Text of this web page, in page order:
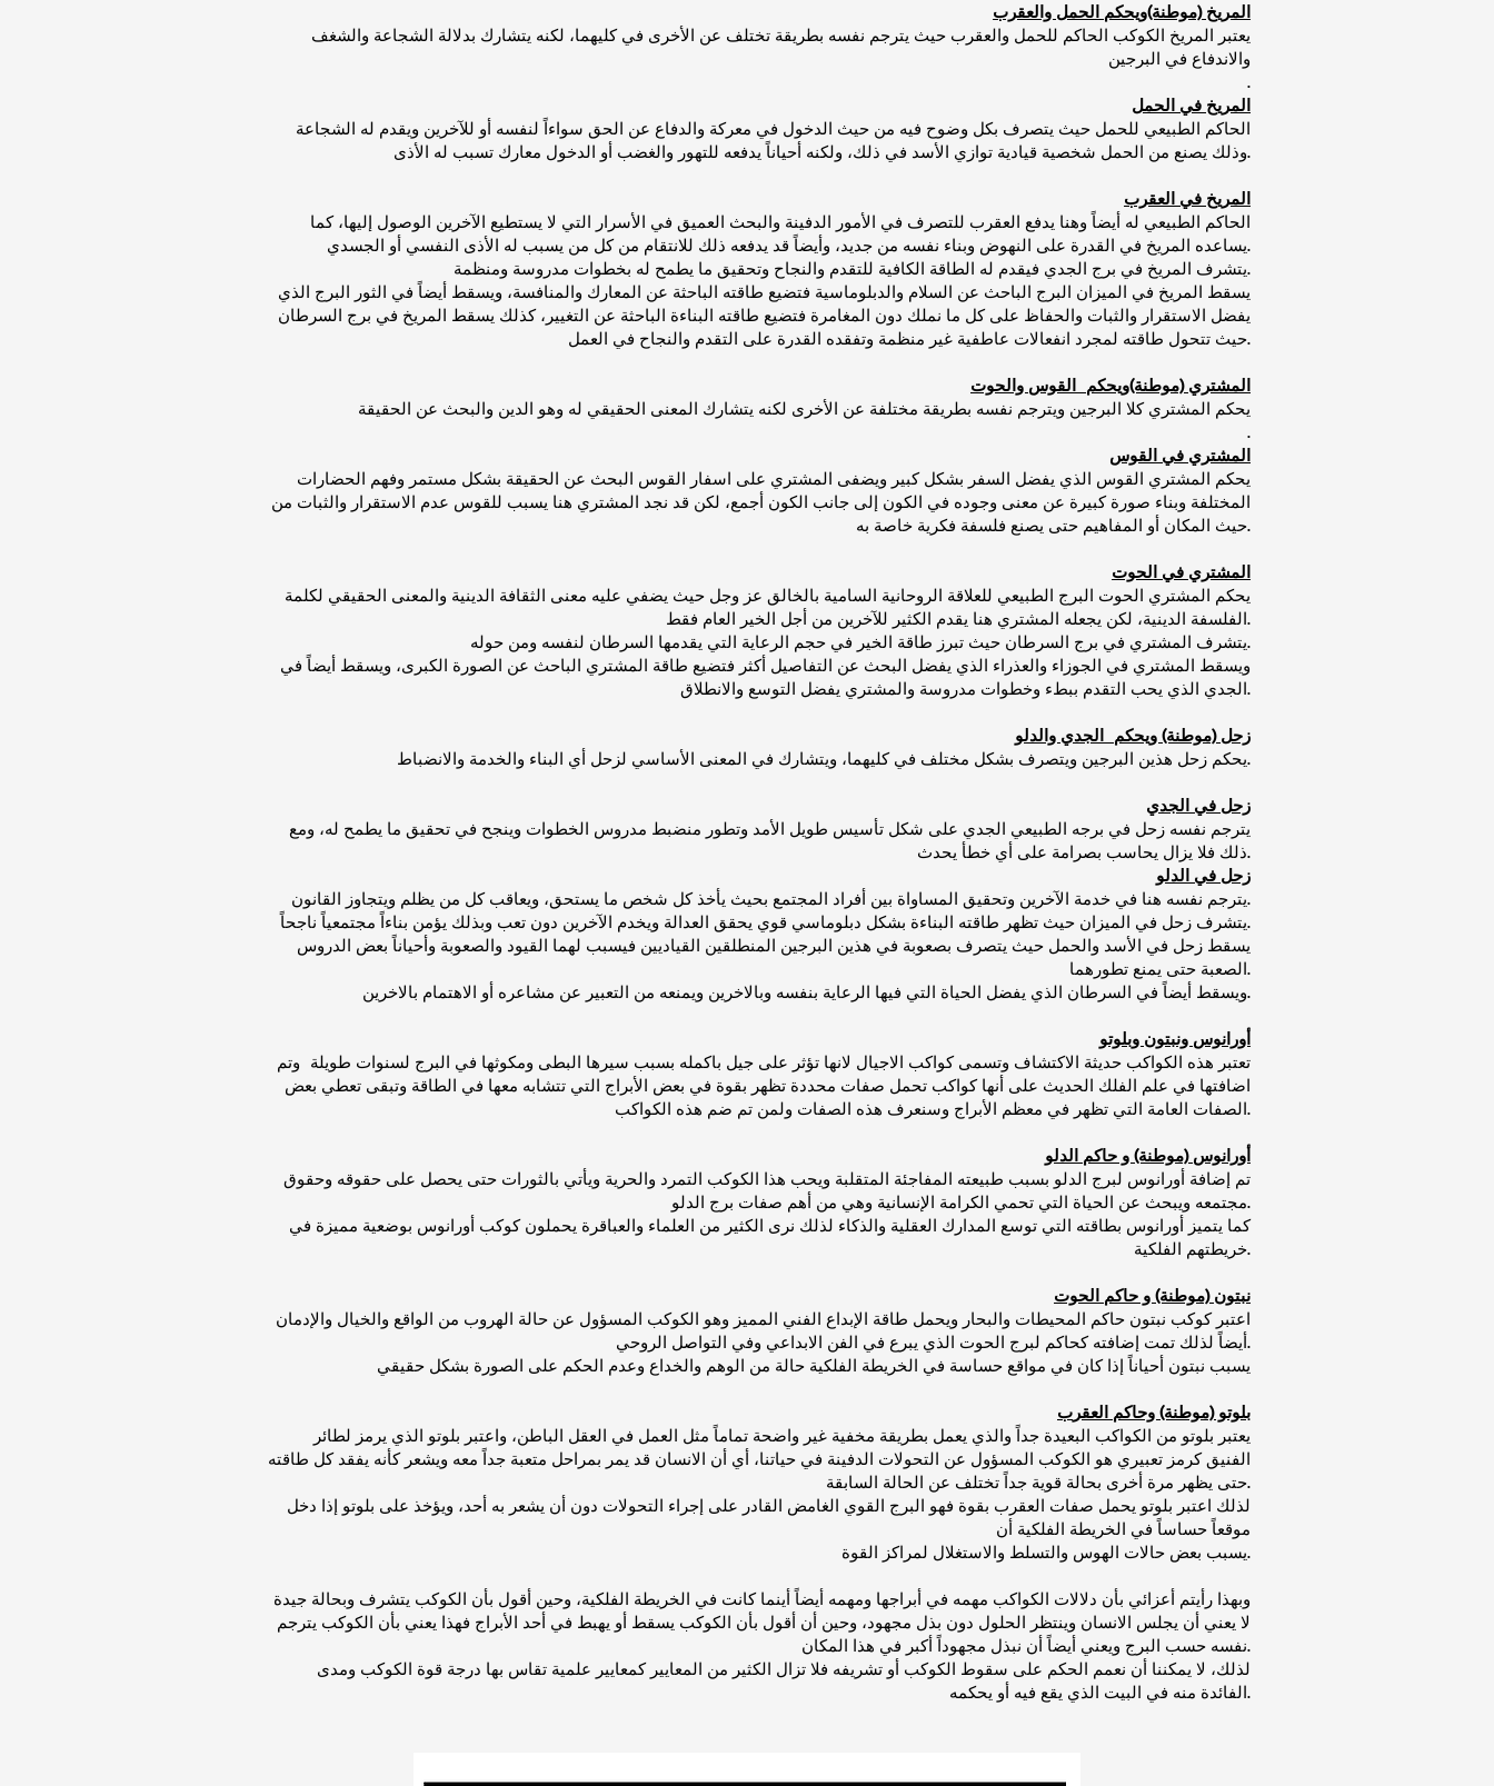
المريخ (موطنة)ويحكم الحمل والعقرب
يعتبر المريخ الكوكب الحاكم للحمل والعقرب حيث يترجم نفسه بطريقة تختلف عن الأخرى في كليهما، لكنه يتشارك بدلالة الشجاعة والشغف
والاندفاع في البرجين
.
المريخ في الحمل
الحاكم الطبيعي للحمل حيث يتصرف بكل وضوح فيه من حيث الدخول في معركة والدفاع عن الحق سواءاً لنفسه أو للآخرين ويقدم له الشجاعة
وذلك يصنع من الحمل شخصية قيادية توازي الأسد في ذلك، ولكنه أحياناً يدفعه للتهور والغضب أو الدخول معارك تسبب له الأذى.
المريخ في العقرب
الحاكم الطبيعي له أيضاً وهنا يدفع العقرب للتصرف في الأمور الدفينة والبحث العميق في الأسرار التي لا يستطيع الآخرين الوصول إليها، كما
يساعده المريخ في القدرة على النهوض وبناء نفسه من جديد، وأيضاً قد يدفعه ذلك للانتقام من كل من يسبب له الأذى النفسي أو الجسدي.
يتشرف المريخ في برج الجدي فيقدم له الطاقة الكافية للتقدم والنجاح وتحقيق ما يطمح له بخطوات مدروسة ومنظمة.
يسقط المريخ في الميزان البرج الباحث عن السلام والدبلوماسية فتضيع طاقته الباحثة عن المعارك والمنافسة، ويسقط أيضاً في الثور البرج الذي
يفضل الاستقرار والثبات والحفاظ على كل ما نملك دون المغامرة فتضيع طاقته البناءة الباحثة عن التغيير، كذلك يسقط المريخ في برج السرطان
حيث تتحول طاقته لمجرد انفعالات عاطفية غير منظمة وتفقده القدرة على التقدم والنجاح في العمل.
المشتري (موطنة)ويحكم القوس والحوت
يحكم المشتري كلا البرجين ويترجم نفسه بطريقة مختلفة عن الأخرى لكنه يتشارك المعنى الحقيقي له وهو الدين والبحث عن الحقيقة
.
المشتري في القوس
يحكم المشتري القوس الذي يفضل السفر بشكل كبير ويضفى المشتري على اسفار القوس البحث عن الحقيقة بشكل مستمر وفهم الحضارات
المختلفة وبناء صورة كبيرة عن معنى وجوده في الكون إلى جانب الكون أجمع، لكن قد نجد المشتري هنا يسبب للقوس عدم الاستقرار والثبات من
حيث المكان أو المفاهيم حتى يصنع فلسفة فكرية خاصة به.
المشتري في الحوت
يحكم المشتري الحوت البرج الطبيعي للعلاقة الروحانية السامية بالخالق عز وجل حيث يضفي عليه معنى الثقافة الدينية والمعنى الحقيقي لكلمة
الفلسفة الدينية، لكن يجعله المشتري هنا يقدم الكثير للآخرين من أجل الخير العام فقط.
يتشرف المشتري في برج السرطان حيث تبرز طاقة الخير في حجم الرعاية التي يقدمها السرطان لنفسه ومن حوله.
ويسقط المشتري في الجوزاء والعذراء الذي يفضل البحث عن التفاصيل أكثر فتضيع طاقة المشتري الباحث عن الصورة الكبرى، ويسقط أيضاً في
الجدي الذي يحب التقدم ببطء وخطوات مدروسة والمشتري يفضل التوسع والانطلاق.
زحل (موطنة) ويحكم الجدي والدلو
يحكم زحل هذين البرجين ويتصرف بشكل مختلف في كليهما، ويتشارك في المعنى الأساسي لزحل أي البناء والخدمة والانضباط.
زحل في الجدي
يترجم نفسه زحل في برجه الطبيعي الجدي على شكل تأسيس طويل الأمد وتطور منضبط مدروس الخطوات وينجح في تحقيق ما يطمح له، ومع
ذلك فلا يزال يحاسب بصرامة على أي خطأ يحدث.
زحل في الدلو
يترجم نفسه هنا في خدمة الآخرين وتحقيق المساواة بين أفراد المجتمع بحيث يأخذ كل شخص ما يستحق، ويعاقب كل من يظلم ويتجاوز القانون.
يتشرف زحل في الميزان حيث تظهر طاقته البناءة بشكل دبلوماسي قوي يحقق العدالة ويخدم الآخرين دون تعب وبذلك يؤمن بناءاً مجتمعياً ناجحاً.
يسقط زحل في الأسد والحمل حيث يتصرف بصعوبة في هذين البرجين المنطلقين القياديين فيسبب لهما القيود والصعوبة وأحياناً بعض الدروس
الصعبة حتى يمنع تطورهما.
ويسقط أيضاً في السرطان الذي يفضل الحياة التي فيها الرعاية بنفسه وبالاخرين ويمنعه من التعبير عن مشاعره أو الاهتمام بالاخرين.
أورانوس ونبتون وبلوتو
تعتبر هذه الكواكب حديثة الاكتشاف وتسمى كواكب الاجيال لانها تؤثر على جيل باكمله بسبب سيرها البطى ومكوثها في البرج لسنوات طويلة وتم
اضافتها في علم الفلك الحديث على أنها كواكب تحمل صفات محددة تظهر بقوة في بعض الأبراج التي تتشابه معها في الطاقة وتبقى تعطي بعض
الصفات العامة التي تظهر في معظم الأبراج وسنعرف هذه الصفات ولمن تم ضم هذه الكواكب.
أورانوس (موطنة) و حاكم الدلو
تم إضافة أورانوس لبرج الدلو بسبب طبيعته المفاجئة المتقلبة ويحب هذا الكوكب التمرد والحرية ويأتي بالثورات حتى يحصل على حقوقه وحقوق
مجتمعه ويبحث عن الحياة التي تحمي الكرامة الإنسانية وهي من أهم صفات برج الدلو.
كما يتميز أورانوس بطاقته التي توسع المدارك العقلية والذكاء لذلك نرى الكثير من العلماء والعباقرة يحملون كوكب أورانوس بوضعية مميزة في
خريطتهم الفلكية.
نبتون (موطنة) و حاكم الحوت
اعتبر كوكب نبتون حاكم المحيطات والبحار ويحمل طاقة الإبداع الفني المميز وهو الكوكب المسؤول عن حالة الهروب من الواقع والخيال والإدمان
أيضاً لذلك تمت إضافته كحاكم لبرج الحوت الذي يبرع في الفن الابداعي وفي التواصل الروحي.
يسبب نبتون أحياناً إذا كان في مواقع حساسة في الخريطة الفلكية حالة من الوهم والخداع وعدم الحكم على الصورة بشكل حقيقي
بلوتو (موطنة) وحاكم العقر ب
يعتبر بلوتو من الكواكب البعيدة جداً والذي يعمل بطريقة مخفية غير واضحة تماماً مثل العمل في العقل الباطن، واعتبر بلوتو الذي يرمز لطائر
الفنيق كرمز تعبيري هو الكوكب المسؤول عن التحولات الدفينة في حياتنا، أي أن الانسان قد يمر بمراحل متعبة جداً معه ويشعر كأنه يفقد كل طاقته
حتى يظهر مرة أخرى بحالة قوية جداً تختلف عن الحالة السابقة.
لذلك اعتبر بلوتو يحمل صفات العقرب بقوة فهو البرج القوي الغامض القادر على إجراء التحولات دون أن يشعر به أحد، ويؤخذ على بلوتو إذا دخل
موقعاً حساساً في الخريطة الفلكية أن
يسبب بعض حالات الهوس والتسلط والاستغلال لمراكز القوة.
وبهذا رأيتم أعزائي بأن دلالات الكواكب مهمه في أبراجها ومهمه أيضاً أينما كانت في الخريطة الفلكية، وحين أقول بأن الكوكب يتشرف وبحالة جيدة
لا يعني أن يجلس الانسان وينتظر الحلول دون بذل مجهود، وحين أن أقول بأن الكوكب يسقط أو يهبط في أحد الأبراج فهذا يعني بأن الكوكب يترجم
نفسه حسب البرج ويعني أيضاً أن نبذل مجهوداً أكبر في هذا المكان.
لذلك، لا يمكننا أن نعمم الحكم على سقوط الكوكب أو تشريفه فلا تزال الكثير من المعايير كمعايير علمية تقاس بها درجة قوة الكوكب ومدى
الفائدة منه في البيت الذي يقع فيه أو يحكمه.